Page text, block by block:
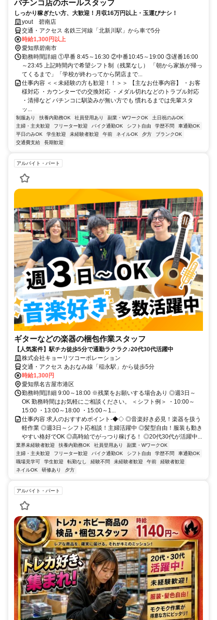
パチンコ店のホールスタッフ
しっかり稼ぎたい方、大歓迎！月収16万円以上・玉運びナシ！
yout 碧南店
交通・アクセス 名鉄三河線「北新川駅」から車で5分
時給1,300円以上
愛知県碧南市
勤務時間詳細 ①早番 8:45～16:30 ②中番10:45～19:00 ③遅番16:00
～23:45 上記時間内で希望シフト制（残業なし） 「朝から家族が帰っ
てくるまで」「学校が終わってから閉店まで...
仕事内容 ＜＜未経験の方も歓迎！！＞＞ 【主なお仕事内容】 ・お客
様対応 ・カウンターでの交換対応 ・メダル切れなどのトラブル対応
・清掃など パチンコに馴染みが無い方でも 慣れるまでは先輩スタ
ッ...
制服あり 扶養内勤務OK 社員登用あり 副業・WワークOK
土日祝のみOK
主婦・主夫歓迎
フリーター歓迎 バイク通勤OK シフト自由 学歴不問
車通勤OK
平日のみOK
学生歓迎 未経験者歓迎 午前 ネイルOK 夕方
ブランクOK
交通費支給
長期歓迎
アルバイト・パート
ギターなどの楽器の梱包作業スタッフ
【人気案件】駅チカ徒歩5分で通勤ラクラク♪20代30代活躍中
株式会社キョーリツコーポレーション
交通・アクセス あおなみ線「稲永駅」から徒歩5分
時給1,300円
愛知県名古屋市港区
勤務時間詳細 9:00～18:00 ※残業をお願いする場合あり ◎週3日～
OK 勤務時間はお気軽にご相談ください。 ＜シフト例＞ ・10:00～
15:00 ・13:00～18:00 ・15:00～1...
仕事内容 求人のおすすめポイント-◆◇ ◎音楽好き必見！楽器を扱う
軽作業 ◎週3日～シフト応相談！主婦活躍中 ◎髪型自由！服装も動き
やすい格好でOK ◎高時給でがっつり稼げる！ ◎20代30代が活躍中...
業界未経験者歓迎 扶養内勤務OK 社員登用あり
副業・WワークOK
主婦・主夫歓迎
フリーター歓迎 バイク通勤OK シフト自由 学歴不問
車通勤OK
職場見学可
学生歓迎 転勤なし 経験不問 未経験者歓迎 午前
経験者歓迎
ネイルOK
研修あり 夕方
アルバイト・パート